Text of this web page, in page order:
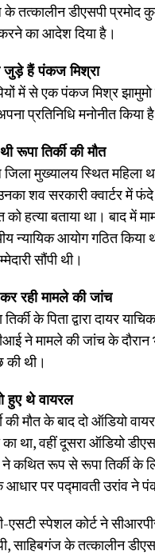
के तत्कालीन डीएसपी प्रमोद
का आदेश दिया है।
हैं पंकज मिश्रा
में से एक पंकज मिश्र
प्रतिनिधि मनोनीत किया
रूपा तिर्की की मौत
मुख्यालय स्थित महिला
शव सरकारी क्वार्टर में
को हत्या बताया था। बाद
न्यायिक आयोग गठित किया
सौंपी थी।
रही मामले की जांच
के पिता द्वारा दायर
ने मामले की जांच के दौरान
थी।
हुए थे वायरल
की मौत के बाद दो ऑडियो
का था, वहीं दूसरा ऑडियो
ने कथित रूप से रूपा तिर्की के
पर पद्मावती उरांव ने
स्पेशल कोर्ट ने
साहिबगंज के तत्कालीन